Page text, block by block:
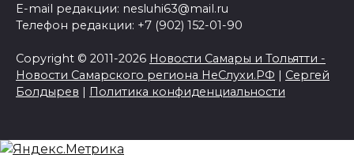
E-mail редакции: nesluhi63@mail.ru
Телефон редакции: +7 (902) 152-01-90
Copyright © 2011-2026 Новости Самары и Тольятти -
Новости Самарского региона НеСлухи.РФ | Сергей
Болдырев | Политика конфиденциальности